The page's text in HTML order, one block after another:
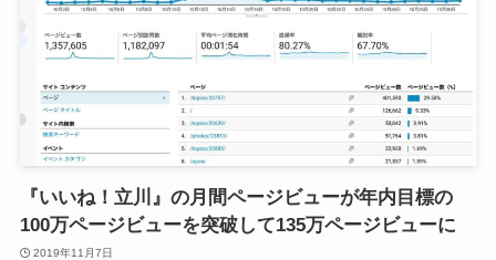
『いいね！立川』の月間ページビューが年内目標の
100万ページビューを突破して135万ページビューに
2019年11月7日